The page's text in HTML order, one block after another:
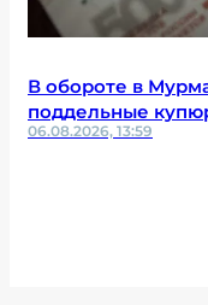
В обороте в
поддельные
06.08.2026, 13:59